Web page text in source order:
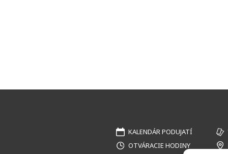
KALENDÁR PODUJATÍ
OTVÁRACIE HODINY